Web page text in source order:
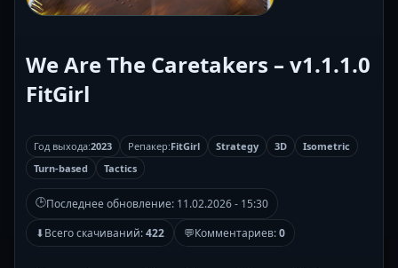
We Are The Caretakers – v1.1.1.0
FitGirl
Год выхода:2023 Репакер:FitGirl Strategy 3D
Isometric
Turn-based
Tactics
🕒Последнее обновление: 11.02.2026 - 15:30
⬇Всего скачиваний:422 💬Комментариев:0